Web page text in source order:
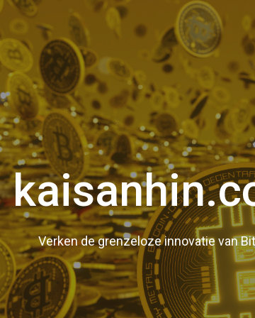
Verken de grenzeloze innovatie van